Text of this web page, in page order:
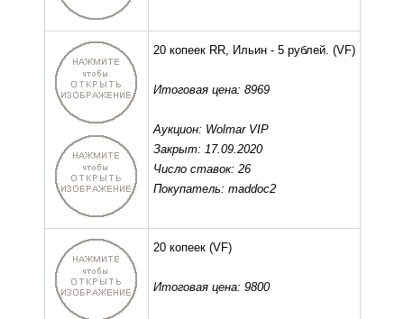
20 копеек RR, Ильин - 5 рублей. (VF)
Итоговая цена: 8969
Аукцион: Wolmar VIP
Закрыт: 17.09.2020
Число ставок: 26
Покупатель: maddoc2
20 копеек(VF)
Итоговая цена: 9800